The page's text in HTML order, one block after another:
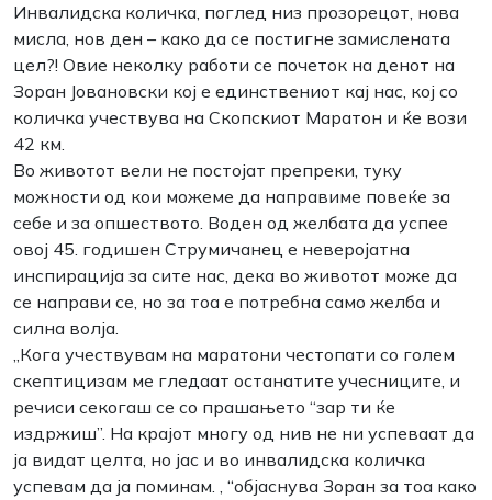
Инвалидска количка, поглед низ прозорецот, нова
мисла, нов ден – како да се постигне замислената
цел?! Овие неколку работи се почеток на денот на
Зоран Јовановски кој е единствениот кај нас, кој со
количка учествува на Скопскиот Маратон и ќе вози
42 км.
Во животот вели не постојат препреки, туку
можности од кои можеме да направиме повеќе за
себе и за опшеството. Воден од желбата да успее
овој 45. годишен Струмичанец е неверојатна
инспирација за сите нас, дека во животот може да
се направи се, но за тоа е потребна само желба и
силна волја.
„Кога учествувам на маратони честопати со голем
скептицизам ме гледаат останатите учесниците, и
речиси секогаш се со прашањето “зар ти ќе
издржиш”. На крајот многу од нив не ни успеваат да
ја видат целта, но јас и во инвалидска количка
успевам да ја поминам. , “објаснува Зоран за тоа како